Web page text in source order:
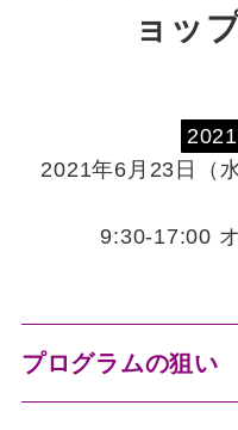
ョッ
2021年6月23日（
9:30-17:00
プログラムの狙い